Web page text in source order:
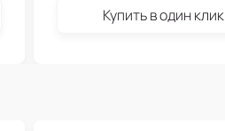
Купить в один клик